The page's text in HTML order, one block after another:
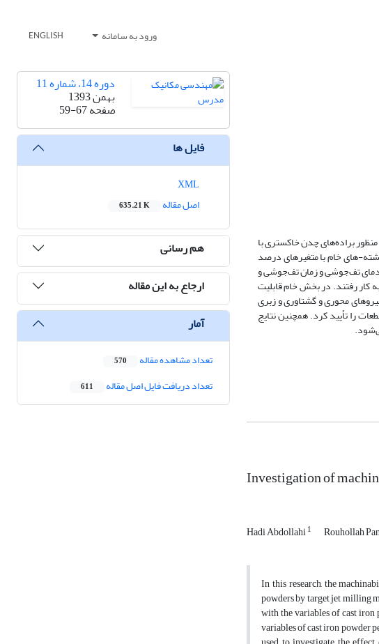
ورود به سامانه ENGLISH
براده‌های چدن خاکستری با
های خام با متغیرهای درصد
دمای تف‌جوشی و زمان تف‌جوشی و
کار رفتند. در بخش خام قابلیت
محوری و گشتاوری و زبری
را تأیید کرد. همچنین نتایج
Investigation of
Hadi Abdollahi1 Rouhollah
In this research, the
powders by target jet milling
with the variables of cast iron
variables of cast iron powder
دوره 14، شماره 11
بهمن 1393
صفحه59-67
فایل ها
اصل مقاله
635.21 K
هم رسانی
ارجاع به این مقاله
آمار
تعداد مشاهده مقاله 570
تعداد دریافت فایل اصل مقاله 611